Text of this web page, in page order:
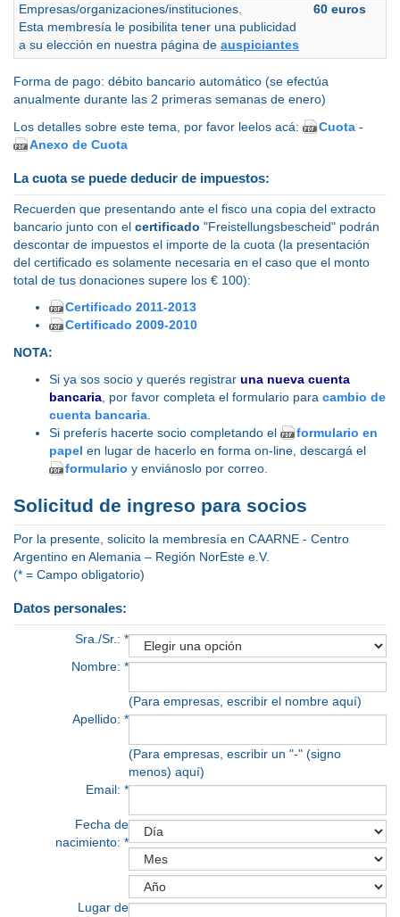
Empresas/organizaciones/instituciones.
Esta membresía le posibilita tener una publicidad
a su elección en nuestra página de auspiciantes
60 euros
Forma de pago: débito bancario automático (se efectúa
anualmente durante las 2 primeras semanas de enero)
Los detalles sobre este tema, por favor leelos acá:
Cuota -
Anexo de Cuota
La cuota se puede deducir de impuestos:
Recuerden que presentando ante el fisco una copia del extracto
bancario junto con el certificado "Freistellungsbescheid" podrán
descontar de impuestos el importe de la cuota (la presentación
del certificado es solamente necesaria en el caso que el monto
total de tus donaciones supere los € 100):
Certificado 2011-2013
Certificado 2009-2010
NOTA:
Si ya sos socio y querés registrar una nueva cuenta
bancaria, por favor completa el formulario para cambio de
cuenta bancaria.
Si preferís hacerte socio completando el
formulario en
papel en lugar de hacerlo en forma on-line, descargá el
formulario y enviánoslo por correo.
Solicitud de ingreso para socios
Por la presente, solicito la membresía en CAARNE - Centro
Argentino en Alemania – Región NorEste e.V.
(* = Campo obligatorio)
Datos personales:
Sra./Sr.: *
Nombre: *
(Para empresas, escribir el nombre aquí)
Apellido: *
(Para empresas, escribir un "-" (signo
menos) aquí)
Email: *
Fecha de
nacimiento: *
Lugar de